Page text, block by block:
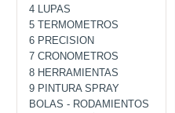
4 LUPAS
5 TERMOMETROS
6 PRECISION
7 CRONOMETROS
8 HERRAMIENTAS
9 PINTURA SPRAY
BOLAS - RODAMIENTOS